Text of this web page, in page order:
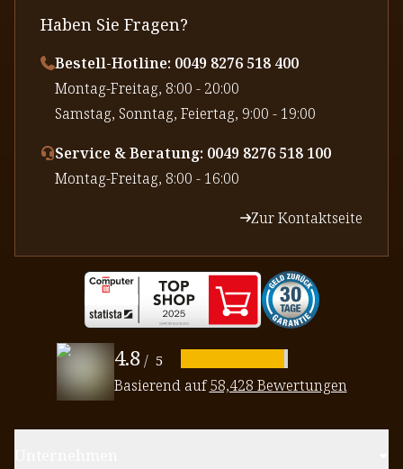
Haben Sie Fragen?
Bestell-Hotline: 0049 8276 518 400
⁠Montag-Freitag, 8:00 - 20:00
⁠Samstag, Sonntag, Feiertag, 9:00 - 19:00
Service & Beratung: 0049 8276 518 100
⁠Montag-Freitag, 8:00 - 16:00
Zur Kontaktseite
4.8 / 5
Basierend auf58,428 Bewertungen